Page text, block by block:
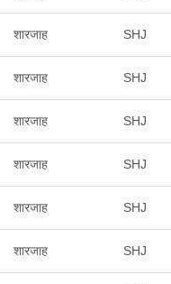
शारजाह SHJ
शारजाह SHJ
शारजाह SHJ
शारजाह SHJ
शारजाह SHJ
शारजाह SHJ